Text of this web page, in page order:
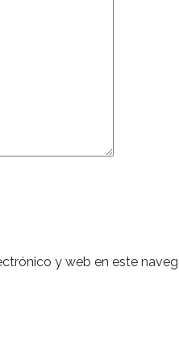
y web en este